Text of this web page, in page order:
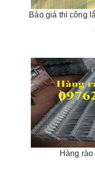
Báo giá thi công
Hàng